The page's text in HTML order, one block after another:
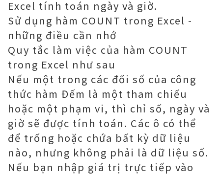
Excel tính toán ngày và giờ.
Sử dụng hàm COUNT trong Excel -
những điều cần nhớ
Quy tắc làm việc của hàm COUNT
trong Excel như sau
Nếu một trong các đối số của công
thức hàm Đếm là một tham chiếu
hoặc một phạm vi, thì chỉ số, ngày và
giờ sẽ được tính toán. Các ô có thể
để trống hoặc chứa bất kỳ dữ liệu
nào, nhưng không phải là dữ liệu số.
Nếu bạn nhập giá trị trực tiếp vào